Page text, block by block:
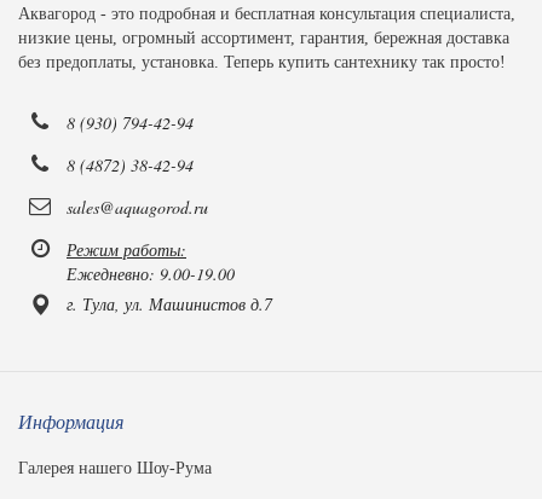
Аквагород - это подробная и бесплатная консультация специалиста,
низкие цены, огромный ассортимент, гарантия, бережная доставка
без предоплаты, установка. Теперь купить сантехнику так просто!
8 (930) 794-42-94
8 (4872) 38-42-94
sales@aquagorod.ru
Режим работы:
Ежедневно: 9.00-19.00
г. Тула, ул. Машинистов д.7
Информация
Галерея нашего Шоу-Рума